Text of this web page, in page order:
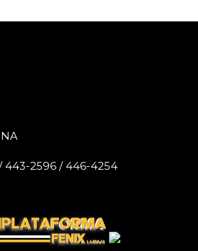
443-2596 / 446-4254